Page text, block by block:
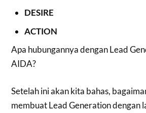
DESIRE
ACTION
Apa hubungannya dengan Lead
AIDA?
Setelah ini akan kita bahas,
membuat Lead Generation dengan